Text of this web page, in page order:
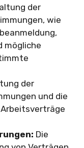
der
wie
mögliche
der
und die
Die